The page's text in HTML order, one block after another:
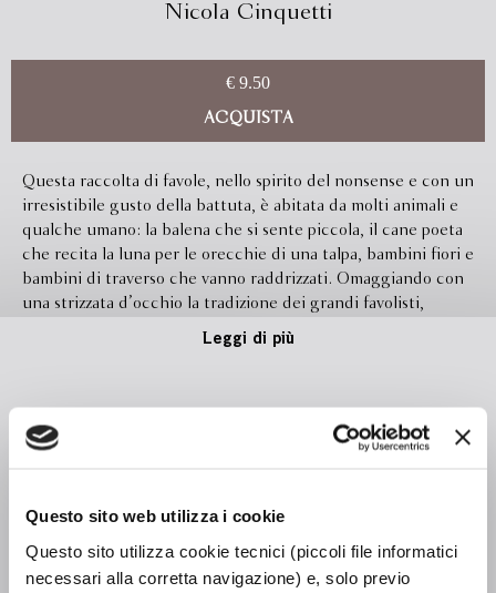
Questo sito web utilizza i cookie
Questo sito utilizza cookie tecnici (piccoli file informatici
necessari alla corretta navigazione) e, solo previo
Nicola Cinquetti
€ 9.50
ACQUISTA
Questa raccolta di favole, nello spirito del nonsense e con un
irresistibile gusto della battuta, è abitata da molti animali e
qualche umano: la balena che si sente piccola, il cane poeta
che recita la luna per le orecchie di una talpa, bambini fiori e
bambini di traverso che vanno raddrizzati. Omaggiando con
una strizzata d’occhio la tradizione dei grandi favolisti,
morale è ribaltata e vincono paradosso e stravaganza.
Leggi di più
Formato
In libreria da Maggio 2024
Isbn 9788830108691